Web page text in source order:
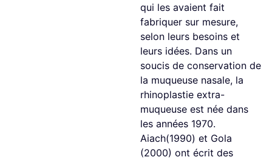
qui les avaient fait
fabriquer sur mesure,
selon leurs besoins et
leurs idées. Dans un
soucis de conservation de
la muqueuse nasale, la
rhinoplastie extra-
muqueuse est née dans
les années 1970.
Aiach(1990) et Gola
(2000) ont écrit des